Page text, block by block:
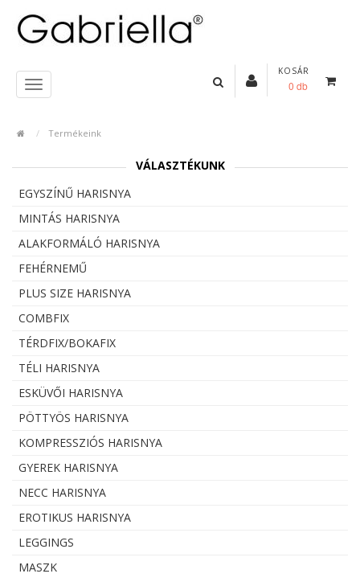
KOSÁR
0 db
Termékeink
VÁLASZTÉKUNK
EGYSZÍNŰ HARISNYA
MINTÁS HARISNYA
ALAKFORMÁLÓ HARISNYA
FEHÉRNEMŰ
PLUS SIZE HARISNYA
COMBFIX
TÉRDFIX/BOKAFIX
TÉLI HARISNYA
ESKÜVŐI HARISNYA
PÖTTYÖS HARISNYA
KOMPRESSZIÓS HARISNYA
GYEREK HARISNYA
NECC HARISNYA
EROTIKUS HARISNYA
LEGGINGS
MASZK